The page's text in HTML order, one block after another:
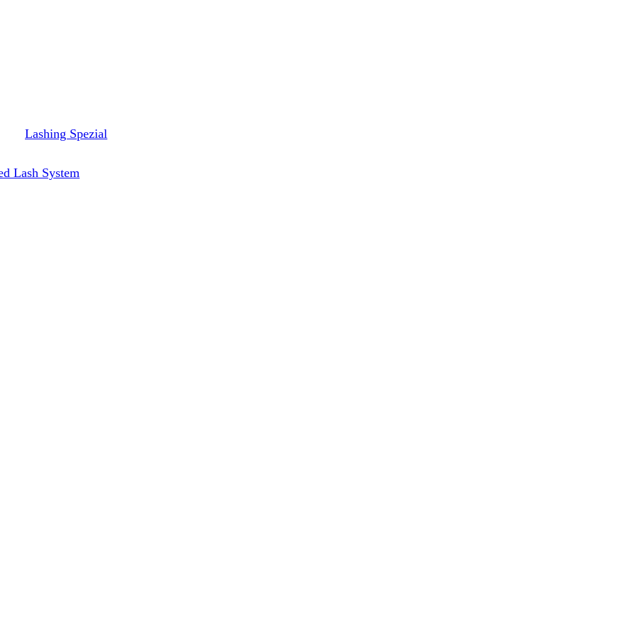
Lashing Spezial
Lash System